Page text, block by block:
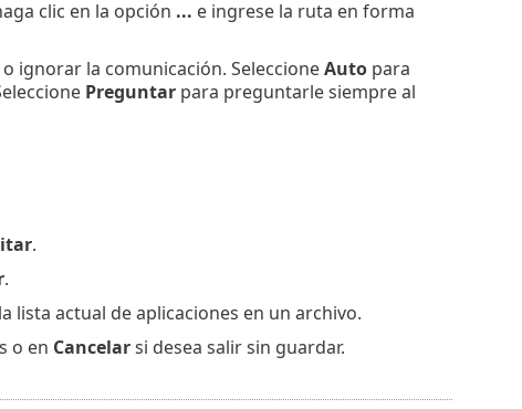
clic en la opción ... e ingrese la ruta en forma
ignorar la comunicación. SeleccioneAutopara
Preguntarpara preguntarle siempre al
.
.
lista actual de aplicaciones en un archivo.
o en Cancelarsi desea salir sin guardar.